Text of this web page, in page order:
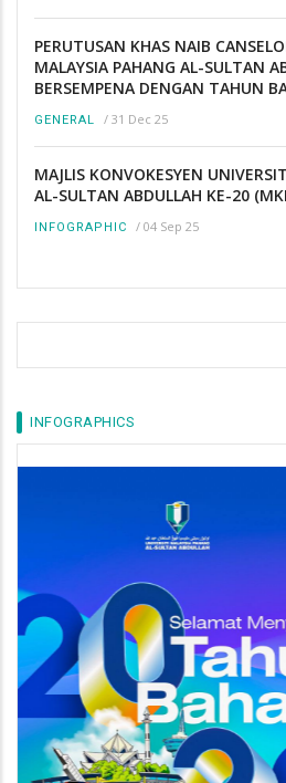
PERUTUSAN KHAS NAIB
MALAYSIA PAHANG AL-SULTAN
BERSEMPENA DENGAN TAHUN
GENERAL / 31 Dec 25
MAJLIS KONVOKESYEN
AL-SULTAN ABDULLAH KE-20
INFOGRAPHIC / 04 Sep 25
INFOGRAPHICS